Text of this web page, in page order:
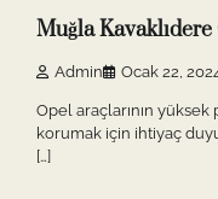
Muğla
Admin Ocak 22,
Opel araçlarının yüksek
korumak için ihtiyaç
[…]